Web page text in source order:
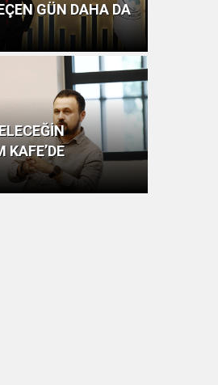
GÜN DAHA DA
KAFE’DE